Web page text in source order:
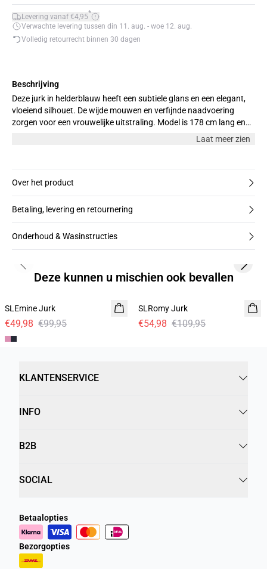
Levering vanaf €4,95*
Verwachte levering tussen din 11. aug. - woe 12. aug.
Volledig retourrecht binnen 30 dagen
Beschrijving
Deze jurk in helderblauw heeft een subtiele glans en een elegant,
vloeiend silhouet. De wijde mouwen en verfijnde naadvoering
zorgen voor een vrouwelijke uitstraling. Model is 178 cm lang en
Laat meer zien
Over het product
Betaling, levering en retournering
Onderhoud & Wasinstructies
Deze kunnen u mischien ook bevallen
SLEmine Jurk
€49,98 €99,95
-50%
SLRomy Jurk
€54,98 €109,95
Previous slide Next
KLANTENSERVICE
INFO
B2B
SOCIAL
Betaalopties
Bezorgopties